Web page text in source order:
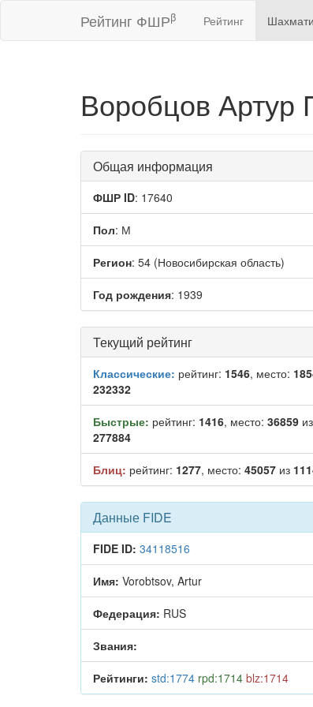
Рейтинг ФШРβ Рейтинг
Воробцов Артур
Общая информация
ФШР ID: 17640
Пол: М
Регион: 54 (Новосибирская область)
Год рождения: 1939
Текущий рейтинг
Классические: рейтинг: 1546, место:
232332
Быстрые: рейтинг: 1416, место: 36859 из
277884
Блиц: рейтинг: 1277, место: 45057 из
Данные FIDE
FIDE ID: 34118516
Имя: Vorobtsov, Artur
Федерация: RUS
Звания:
Рейтинги: std:1774 rpd:1714 blz:1714